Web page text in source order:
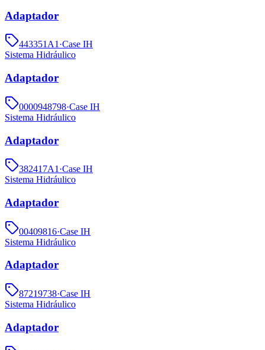
Adaptador
443351A1 ·Case IH
Sistema Hidráulico
Adaptador
0000948798·Case IH
Sistema Hidráulico
Adaptador
382417A1 ·Case IH
Sistema Hidráulico
Adaptador
00409816·Case IH
Sistema Hidráulico
Adaptador
87219738·Case IH
Sistema Hidráulico
Adaptador